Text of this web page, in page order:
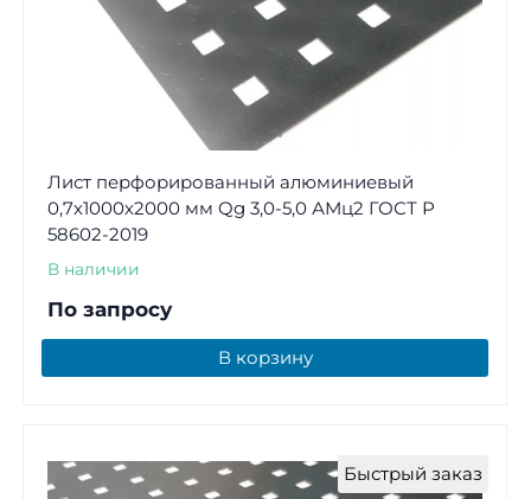
Лист перфорированный алюминиевый
0,7х1000х2000 мм Qg 3,0-5,0 АМц2 ГОСТ Р
58602-2019
В наличии
По запросу
В корзину
Быстрый заказ